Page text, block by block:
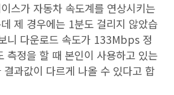
스가 자동차 속도계를 연상시키는
제 경우에는 1분도 걸리지 않았습
니 다운로드 속도가 133Mbps 정
측정을 할 때 본인이 사용하고 있는
과값이 다르게 나올 수 있다고 합